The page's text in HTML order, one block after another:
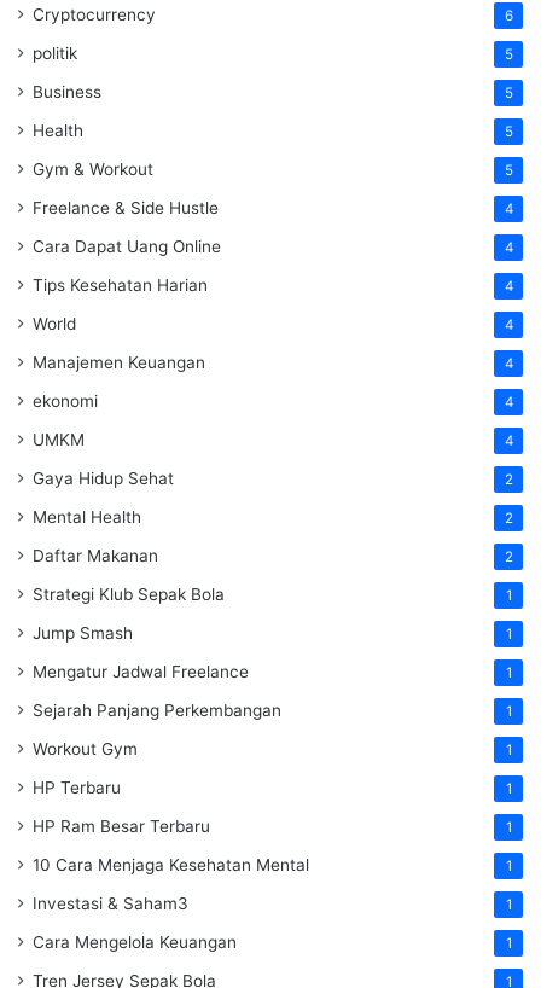
Cryptocurrency 6
politik 5
Business 5
Health 5
Gym & Workout 5
Freelance & Side Hustle 4
Cara Dapat Uang Online 4
Tips Kesehatan Harian 4
World 4
Manajemen Keuangan 4
ekonomi 4
UMKM 4
Gaya Hidup Sehat 2
Mental Health 2
Daftar Makanan 2
Strategi Klub Sepak Bola 1
Jump Smash 1
Mengatur Jadwal Freelance 1
Sejarah Panjang Perkembangan 1
Workout Gym 1
HP Terbaru 1
HP Ram Besar Terbaru 1
10 Cara Menjaga Kesehatan Mental 1
Investasi & Saham3 1
Cara Mengelola Keuangan 1
Tren Jersey Sepak Bola 1